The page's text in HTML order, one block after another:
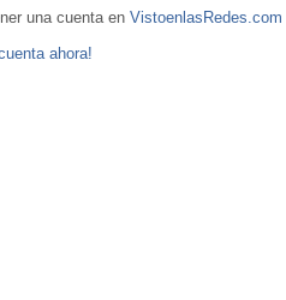
una cuenta en VistoenlasRedes.com
ahora!